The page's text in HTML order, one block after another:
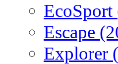
Escape
Explorer